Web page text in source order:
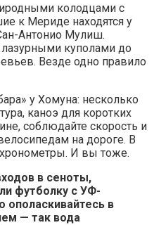
колодцами с
к Мериде находятся у
Антонио Мулиш.
куполами до
Везде одно правило
у Хомуна: несколько
каноэ для коротких
соблюдайте скорость и
на дороге. В
И вы тоже.
в сеноты,
футболку с УФ-
ополаскивайтесь в
— так вода